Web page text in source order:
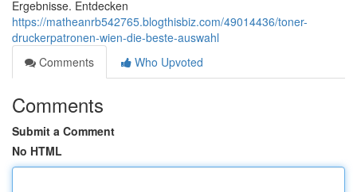
Ergebnisse. Entdecken
https://matheanrb542765.blogthisbiz.com/49014436/toner-
druckerpatronen-wien-die-beste-auswahl
Comments
Who Upvoted
Comments
Submit a Comment
No HTML